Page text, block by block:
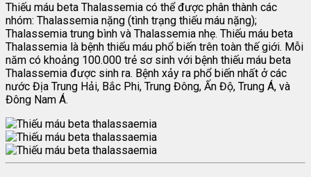
Thiếu máu beta Thalassemia có thể được phân thành các
nhóm: Thalassemia nặng (tình trạng thiếu máu nặng);
Thalassemia trung bình và Thalassemia nhẹ. Thiếu máu beta
Thalassemia là bệnh thiếu máu phổ biến trên toàn thế giới. Mỗi
năm có khoảng 100.000 trẻ sơ sinh với bệnh thiếu máu beta
Thalassemia được sinh ra. Bệnh xảy ra phổ biến nhất ở các
nước Địa Trung Hải, Bắc Phi, Trung Đông, Ấn Độ, Trung Á, và
Đông Nam Á.